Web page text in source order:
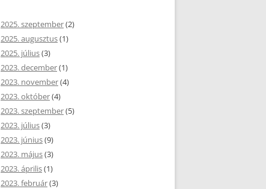
2025. szeptember(2)
2025. augusztus(1)
2025. július(3)
2023. december(1)
2023. november(4)
2023. október(4)
2023. szeptember(5)
2023. július(3)
2023. június(9)
2023. május(3)
2023. április(1)
2023. február(3)